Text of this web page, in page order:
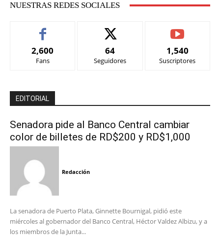
NUESTRAS REDES SOCIALES
2,600
Fans
64
Seguidores
1,540
Suscriptores
EDITORIAL
Senadora pide al Banco Central cambiar
color de billetes de RD$200 y RD$1,000
Redacción
La senadora de Puerto Plata, Ginnette Bournigal, pidió este
miércoles al gobernador del Banco Central, Héctor Valdez Albizu, y a
los miembros de la Junta...